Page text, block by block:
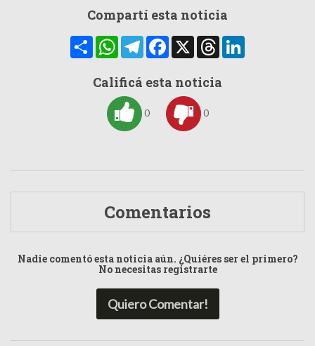
Compartí esta noticia
CompartirWhatsAppTelegramFacebook
X Threads
Calificá esta noticia
0 0
Comentarios
Nadie comentó esta noticia aún. ¿Quiéres ser el primero?
No necesitas registrarte
Quiero Comentar!